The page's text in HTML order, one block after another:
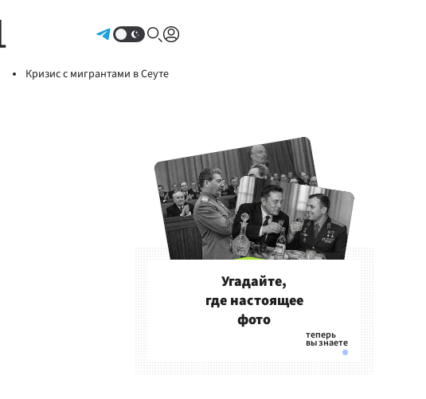
Кризис с мигрантами в Сеуте
Угадайте,
где настоящее
фото